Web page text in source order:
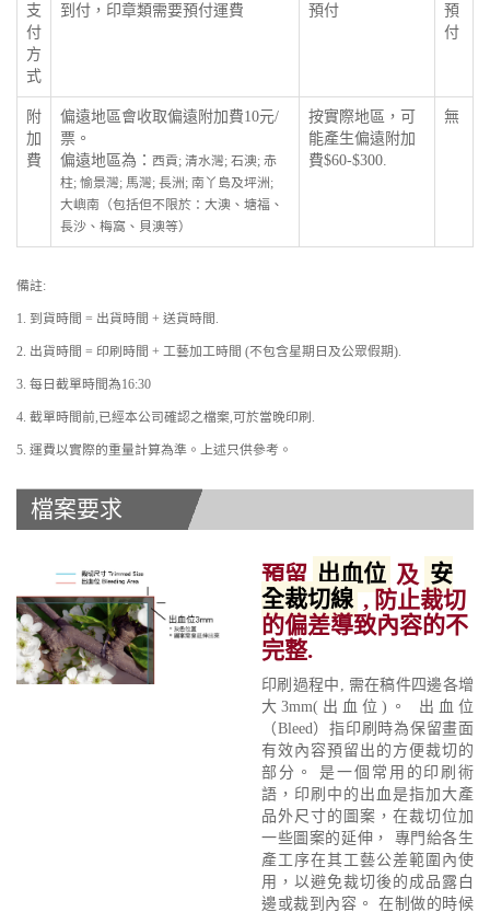
支
付
方
式
到付，印章類需要預付運費 預付
預
付
附
加
費
偏遠地區會收取偏遠附加費10元/
票。
偏遠地區為： 西貢; 清水灣; 石澳; 赤
柱; 愉景灣; 馬灣; 長洲; 南丫島及坪洲;
大嶼南（包括但不限於：大澳、塘福、
長沙、梅窩、貝澳等）
按實際地區，可
能產生偏遠附加
費$60-$300.
無
備註:
1. 到貨時間 = 出貨時間 + 送貨時間.
2. 出貨時間 = 印刷時間 + 工藝加工時間 (不包含星期日及公眾假期).
3. 每日截單時間為16:30
4. 截單時間前,已經本公司確認之檔案,可於當晚印刷.
5. 運費以實際的重量計算為準。上述只供參考。
檔案要求
預留 出血位 及 安
全裁切線, 防止裁切
的偏差導致內容的不
完整.
印刷過程中, 需在稿件四邊各增
大3mm(出血位)。 出血位
（Bleed）指印刷時為保留畫面
有效內容預留出的方便裁切的
部分。 是一個常用的印刷術
語，印刷中的出血是指加大產
品外尺寸的圖案，在裁切位加
一些圖案的延伸， 專門給各生
產工序在其工藝公差範圍內使
用，以避免裁切後的成品露白
邊或裁到內容。 在制做的時候